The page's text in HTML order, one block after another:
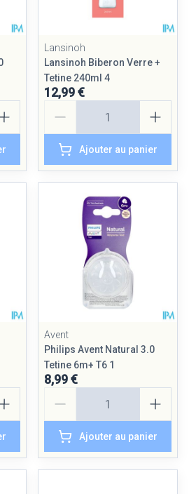
Lansinoh
Lansinoh Biberon Verre +
Tetine 240ml 4
12,99 €
Ajouter au panier
Avent
Philips Avent Natural 3.0
Tetine 6m+ T6 1
8,99 €
Ajouter au panier